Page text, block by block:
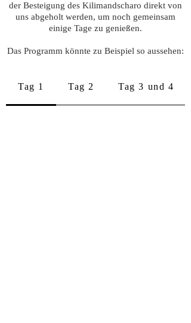
der Besteigung des Kilimandscharo direkt von
uns abgeholt werden, um noch gemeinsam
einige Tage zu genießen.
Das Programm könnte zu Beispiel so aussehen:
Tag 1 Tag 2 Tag 3 und 4